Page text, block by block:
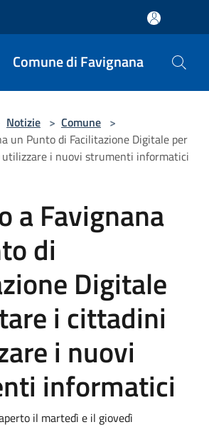
Comune di Favignana
Notizie > Comune >
un Punto di Facilitazione Digitale per
i nuovi strumenti informatici
a Favignana
di
Digitale
i cittadini
i nuovi
informatici
il martedì e il giovedì